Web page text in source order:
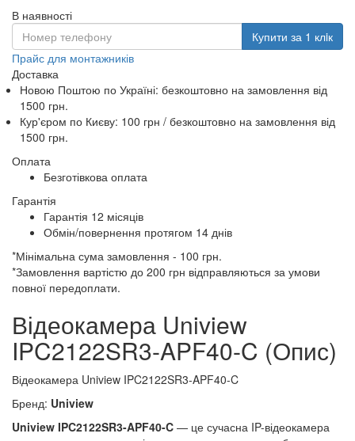
В наявності
Купити за 1 клiк
Прайс для монтажників
Доставка
Новою Поштою по Україні: безкоштовно на замовлення від
1500 грн.
Кур'єром по Києву: 100 грн / безкоштовно на замовлення від
1500 грн.
Оплата
Безготівкова оплата
Гарантія
Гарантія 12 місяців
Обмін/повернення протягом 14 днів
*Мінімальна сума замовлення - 100 грн.
*Замовлення вартістю до 200 грн відправляються за умови
повної передоплати.
Відеокамера Uniview
IPC2122SR3-APF40-C (Опис)
Відеокамера Uniview IPC2122SR3-APF40-C
Бренд: Uniview
Uniview IPC2122SR3-APF40-C — це сучасна IP-відеокамера